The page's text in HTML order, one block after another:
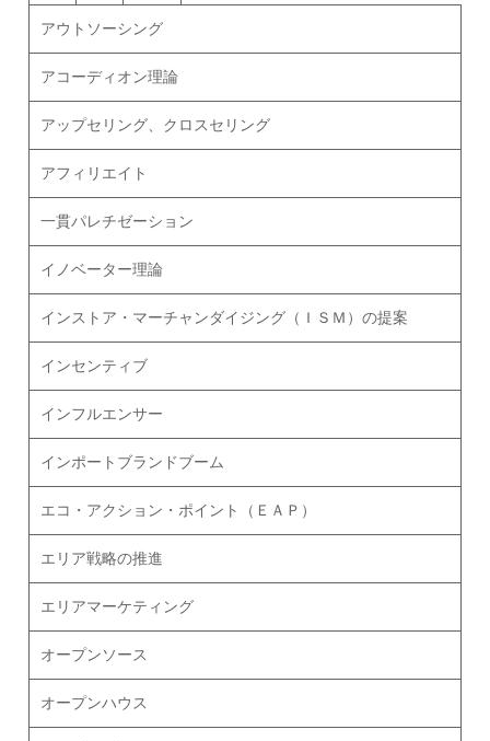
アウトソーシング
アコーディオン理論
アップセリング、クロスセリング
アフィリエイト
一貫パレチゼーション
イノベーター理論
インストア・マーチャンダイジング（ＩＳＭ）の提案
インセンティブ
インフルエンサー
インポートブランドブーム
エコ・アクション・ポイント（ＥＡＰ）
エリア戦略の推進
エリアマーケティング
オープンソース
オープンハウス